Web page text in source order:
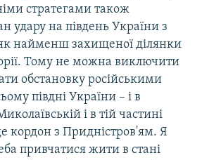
стратегами також
удару на південь України з
найменш захищеної ділянки
Тому не можна виключити
обстановку російськими
півдні України – і в
і в тій частині
кордон з Придністров'ям. Я
привчатися жити в стані